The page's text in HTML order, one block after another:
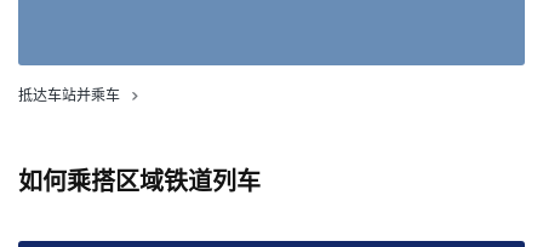
抵达车站并乘车
如何乘搭区域铁道列车